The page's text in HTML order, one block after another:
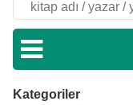
Kategoriler